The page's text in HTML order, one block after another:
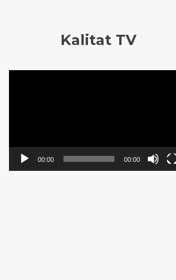
Kalitat TV
00:00 00:00